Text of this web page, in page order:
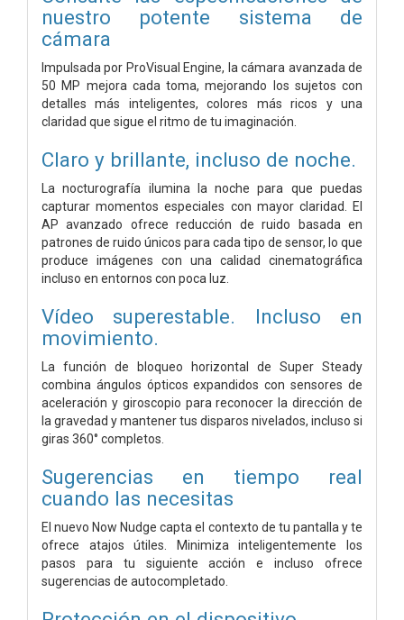
nuestro potente sistema de
cámara
Impulsada por ProVisual Engine, la cámara avanzada de
50 MP mejora cada toma, mejorando los sujetos con
detalles más inteligentes, colores más ricos y una
claridad que sigue el ritmo de tu imaginación.
Claro y brillante, incluso de noche.
La nocturografía ilumina la noche para que puedas
capturar momentos especiales con mayor claridad. El
AP avanzado ofrece reducción de ruido basada en
patrones de ruido únicos para cada tipo de sensor, lo que
produce imágenes con una calidad cinematográfica
incluso en entornos con poca luz.
Vídeo superestable. Incluso en
movimiento.
La función de bloqueo horizontal de Super Steady
combina ángulos ópticos expandidos con sensores de
aceleración y giroscopio para reconocer la dirección de
la gravedad y mantener tus disparos nivelados, incluso si
giras 360° completos.
Sugerencias en tiempo real
cuando las necesitas
El nuevo Now Nudge capta el contexto de tu pantalla y te
ofrece atajos útiles. Minimiza inteligentemente los
pasos para tu siguiente acción e incluso ofrece
sugerencias de autocompletado.